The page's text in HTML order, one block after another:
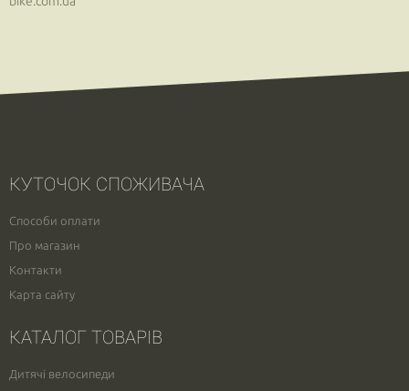
КУТОЧОК СПОЖИВАЧА
Способи оплати
Про магазин
Контакти
Карта сайту
КАТАЛОГ ТОВАРІВ
Дитячі велосипеди